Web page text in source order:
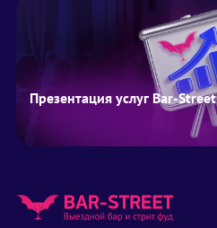
Презентация услуг Bar-Street